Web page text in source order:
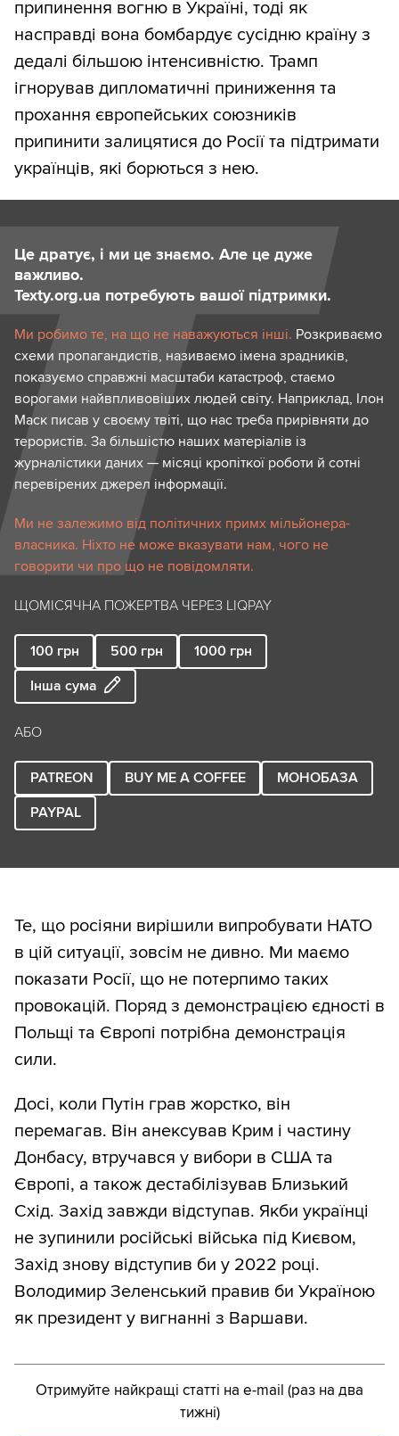
припинення вогню в Україні, тоді як
насправді вона бомбардує сусідню країну з
дедалі більшою інтенсивністю. Трамп
ігнорував дипломатичні приниження та
прохання європейських союзників
припинити залицятися до Росії та підтримати
українців, які борються з нею.
Це дратує, і ми це знаємо. Але це дуже
важливо.
Texty.org.ua потребують вашої підтримки.
Ми робимо те, на що не наважуються інші. Розкриваємо
схеми пропагандистів, називаємо імена зрадників,
показуємо справжні масштаби катастроф, стаємо
ворогами найвпливовіших людей світу. Наприклад, Ілон
Маск писав у своєму твіті, що нас треба прирівняти до
терористів. За більшістю наших матеріалів із
журналістики даних — місяці кропіткої роботи й сотні
перевірених джерел інформації.
Ми не залежимо від політичних примх мільйонера-
власника. Ніхто не може вказувати нам, чого не
говорити чи про що не повідомляти.
ЩОМІСЯЧНА ПОЖЕРТВА ЧЕРЕЗ LIQPAY
100 грн 500 грн 1000 грн
Інша сума
АБО
PATREON BUY ME A COFFEE
МОНОБАЗА
PAYPAL
Те, що росіяни вирішили випробувати НАТО
в цій ситуації, зовсім не дивно. Ми маємо
показати Росії, що не потерпимо таких
провокацій. Поряд з демонстрацією єдності в
Польщі та Європі потрібна демонстрація
сили.
Досі, коли Путін грав жорстко, він
перемагав. Він анексував Крим і частину
Донбасу, втручався у вибори в США та
Європі, а також дестабілізував Близький
Схід. Захід завжди відступав. Якби українці
не зупинили російські війська під Києвом,
Захід знову відступив би у 2022 році.
Володимир Зеленський правив би Україною
як президент у вигнанні з Варшави.
Отримуйте найкращі статті на e-mail (раз на два
тижні)